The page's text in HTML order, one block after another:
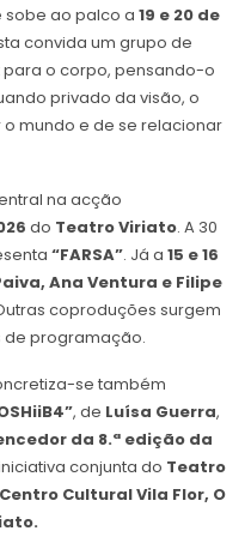
sobe ao palco a 19 e 20 de
convida um grupo de
o corpo, pensando-o
privado da visão, o
mundo e de se relacionar
na acção
do Teatro Viriato. A 30
“FARSA”. Já a 15 e 16
Ana Ventura e Filipe
coproduções surgem
de programação.
se também
, de Luísa Guerra,
da 8.ª edição da
conjunta do Teatro
Cultural Vila Flor, O